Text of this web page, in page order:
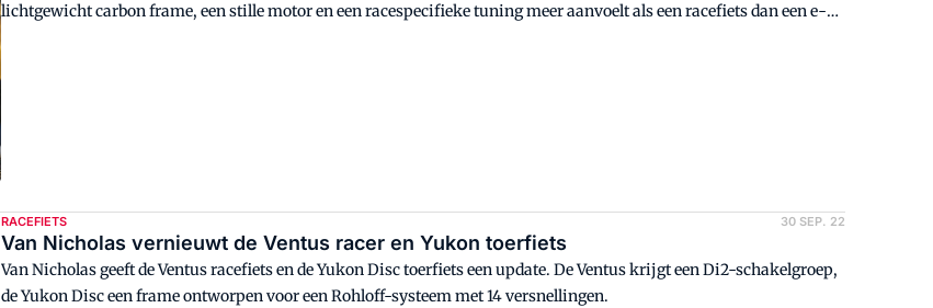
lichtgewicht carbon frame, een stille motor en een racespecifieke tuning meer aanvoelt als een racefiets dan een e-
RACEFIETS 30 SEP. 22
Van Nicholas vernieuwt de Ventus racer en Yukon toerfiets
Van Nicholas geeft de Ventus racefiets en de Yukon Disc toerfiets een update. De Ventus krijgt een Di2-schakelgroep,
de Yukon Disc een frame ontworpen voor een Rohloff-systeem met 14 versnellingen.